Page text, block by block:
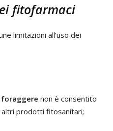
fitofarmaci
limitazioni all’uso dei
foraggere non è consentito
altri prodotti fitosanitari;